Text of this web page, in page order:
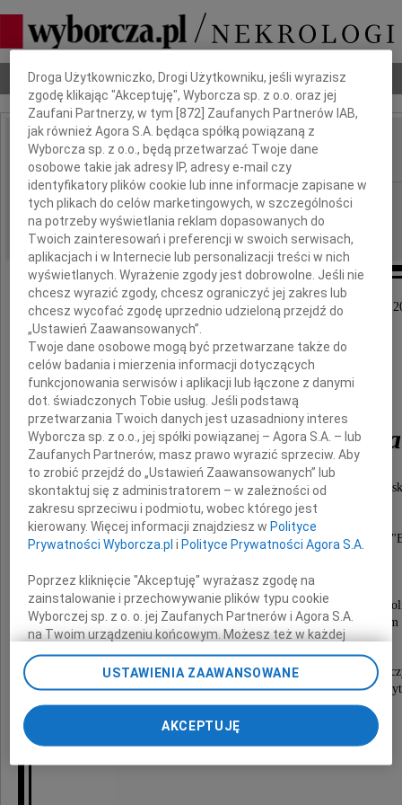
Nekrologi Odeszli Poradnik pogrzebowy
IMIĘ I NAZWISKO: Stanisława Ziemnicka
REGION: Lublin
DATA EMISJI: 11.05.2018
Z głębokim żalem zawiadamiamy, że w dniu 6 maja
opatrzona Świętymi sakramentami,
zmarła w wieku 97 lat
śp.
nasza kochana Mama, Babcia i Prababcia
Stanisława Ziemnicka
absolwentka Gimnazjum i Liceum im. Unii
harcerka Szarych Szeregów, ps. "Maria",
Zasłużona dla Lublina,
wieloletnia Prezes Zabawkarskiej Spółdzielni Pracy
w dniu 11 maja (piątek) o godzinie 12.00
w Kościele Rektoralnym na Cmentarzu
przy ul. Lipowej, po czym nastąpi złożenie drogiej nam
do grobu rodzinnego.
Zgodnie z wolą Zmarłej, zamiast kwiatów i
prosimy o datek na rzecz Hospicjum Dobrego
do puszek Wolontariuszy Hospicjum
obecnych na uroczystości pogrzebowej
Dbamy o Twoją prywatność
Droga Użytkowniczko, Drogi Użytkowniku, jeśli wyrazisz
zgodę klikając "Akceptuję", Wyborcza sp. z o.o. oraz jej
Zaufani Partnerzy, w tym [872 ] Zaufanych Partnerów IAB,
jak również Agora S.A. będąca spółką powiązaną z
Wyborcza sp. z o.o., będą przetwarzać Twoje dane
osobowe takie jak adresy IP, adresy e-mail czy
identyfikatory plików cookie lub inne informacje zapisane w
tych plikach do celów marketingowych, w szczególności
na potrzeby wyświetlania reklam dopasowanych do
Twoich zainteresowań i preferencji w swoich serwisach,
aplikacjach i w Internecie lub personalizacji treści w nich
wyświetlanych. Wyrażenie zgody jest dobrowolne. Jeśli nie
chcesz wyrazić zgody, chcesz ograniczyć jej zakres lub
chcesz wycofać zgodę uprzednio udzieloną przejdź do
„Ustawień Zaawansowanych”.
Twoje dane osobowe mogą być przetwarzane także do
celów badania i mierzenia informacji dotyczących
funkcjonowania serwisów i aplikacji lub łączone z danymi
dot. świadczonych Tobie usług. Jeśli podstawą
przetwarzania Twoich danych jest uzasadniony interes
Wyborcza sp. z o.o., jej spółki powiązanej – Agora S.A. – lub
Zaufanych Partnerów, masz prawo wyrazić sprzeciw. Aby
to zrobić przejdź do „Ustawień Zaawansowanych” lub
skontaktuj się z administratorem – w zależności od
zakresu sprzeciwu i podmiotu, wobec którego jest
kierowany. Więcej informacji znajdziesz w Polityce
Prywatności Wyborcza.pl i Polityce Prywatności Agora S.A.
Poprzez kliknięcie "Akceptuję" wyrażasz zgodę na
zainstalowanie i przechowywanie plików typu cookie
Wyborczej sp. z o. o. jej Zaufanych Partnerów i Agora S.A.
na Twoim urządzeniu końcowym. Możesz też w każdej
chwili zmienić swoje preferencje dot. plików cookie,
ponownie wywołując narzędzie do zarządzania Twoimi
preferencjami dot. przetwarzania danych poprzez
odnośnik „Ustawienia prywatności” w stopce serwisu i
przechodząc do sekcji „Ustawienia zaawansowane”.
Zmiana ustawień plików cookie możliwa jest także za
USTAWIENIA ZAAWANSOWANE
AKCEPTUJĘ